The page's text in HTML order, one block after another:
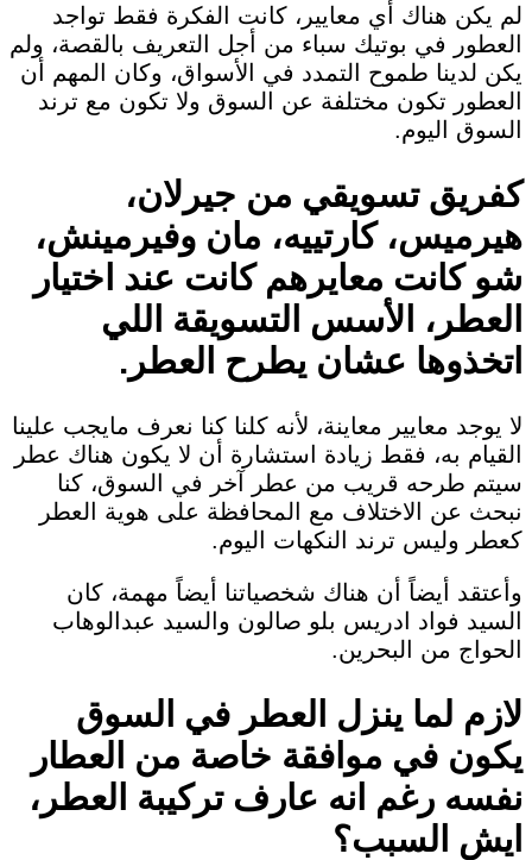
لم يكن هناك أي معايير، كانت الفكرة فقط تواجد
العطور في بوتيك سباء من أجل التعريف بالقصة، ولم
يكن لدينا طموح التمدد في الأسواق، وكان المهم أن
العطور تكون مختلفة عن السوق ولا تكون مع ترند
السوق اليوم.
كفريق تسويقي من جيرلان،
هيرميس، كارتييه، مان وفيرمينش،
شو كانت معايرهم كانت عند اختيار
العطر، الأسس التسويقة اللي
اتخذوها عشان يطرح العطر.
لا يوجد معايير معاينة، لأنه كلنا كنا نعرف مايجب علينا
القيام به، فقط زيادة استشارة أن لا يكون هناك عطر
سيتم طرحه قريب من عطر آخر في السوق، كنا
نبحث عن الاختلاف مع المحافظة على هوية العطر
كعطر وليس ترند النكهات اليوم.
وأعتقد أيضاً أن هناك شخصياتنا أيضاً مهمة، كان
السيد فواد ادريس بلو صالون والسيد عبدالوهاب
الحواج من البحرين.
لازم لما ينزل العطر في السوق
يكون في موافقة خاصة من العطار
نفسه رغم انه عارف تركيبة العطر،
ايش السبب؟